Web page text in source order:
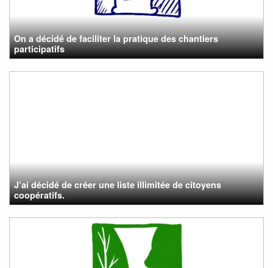
On a décidé de faciliter la pratique des chantiers
participatifs
J’ai décidé de créer une liste illimitée de citoyens
coopératifs.